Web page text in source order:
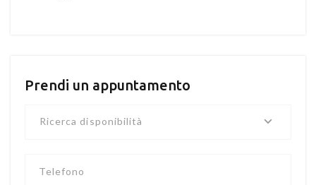
Prendi un appuntamento
Ricerca disponibilità
Telefono